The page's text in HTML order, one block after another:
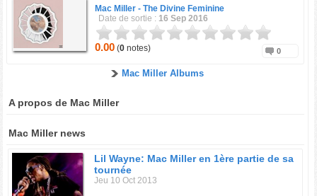
Mac Miller -The Divine Feminine
Date de sortie : 16 Sep 2016
0.00 (0 notes) 0
Mac Miller Albums
A propos de Mac Miller
Mac Miller news
Lil Wayne: Mac Miller en 1ère partie de sa
tournée
Jeu 10 Oct 2013